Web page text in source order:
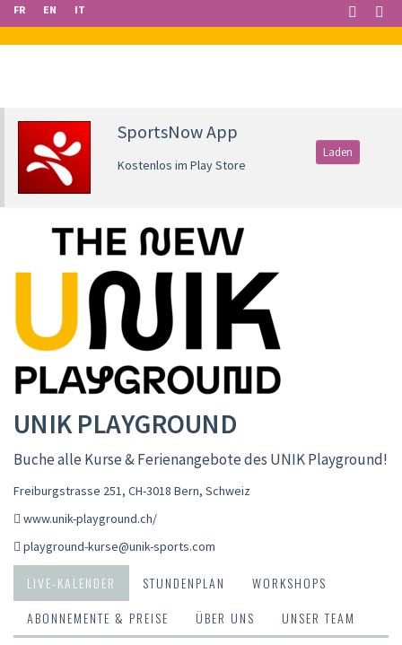
FR EN IT
SportsNow App
Kostenlos im Play Store
Laden
UNIK PLAYGROUND
Buche alle Kurse & Ferienangebote des UNIK Playground!
Freiburgstrasse 251, CH-3018 Bern, Schweiz
www.unik-playground.ch/
playground-kurse@unik-sports.com
LIVE-KALENDER STUNDENPLAN
WORKSHOPS
ABONNEMENTE & PREISE
ÜBER UNS UNSER TEAM